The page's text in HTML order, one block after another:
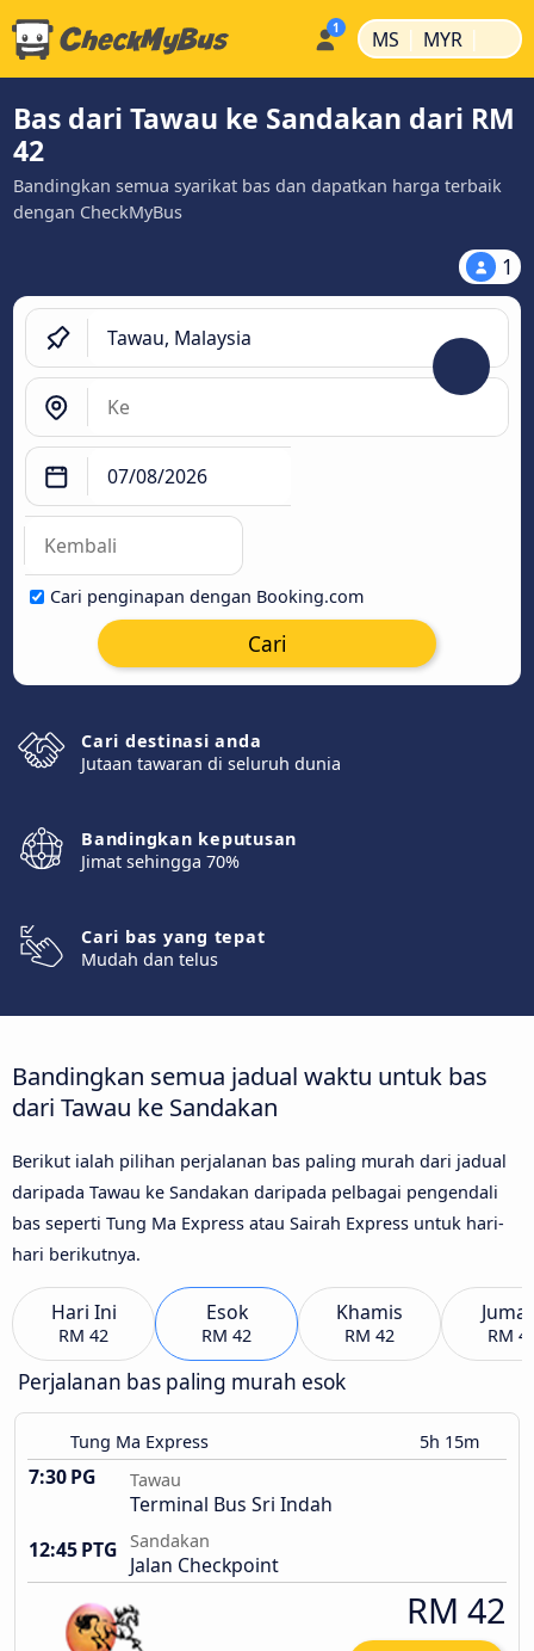
MS | MYR |
Bas dari Tawau ke Sandakan dari RM
42
Bandingkan semua syarikat bas dan dapatkan harga terbaik
dengan CheckMyBus
1
Cari penginapan dengan Booking.com
Cari
Cari destinasi anda
Jutaan tawaran di seluruh dunia
Bandingkan keputusan
Jimat sehingga 70%
Cari bas yang tepat
Mudah dan telus
Bandingkan semua jadual waktu untuk bas
dari Tawau ke Sandakan
Berikut ialah pilihan perjalanan bas paling murah dari jadual
daripada Tawau ke Sandakan daripada pelbagai pengendali
bas seperti Tung Ma Express atau Sairah Express untuk hari-
hari berikutnya.
Hari Ini
RM 42
Esok
RM 42
Khamis
RM 42 RM
Perjalanan bas paling murah esok
Tung Ma Express 5h 15m
7:30 PG Tawau
Terminal Bus Sri Indah
12:45 PTG Sandakan
Jalan Checkpoint
RM 42